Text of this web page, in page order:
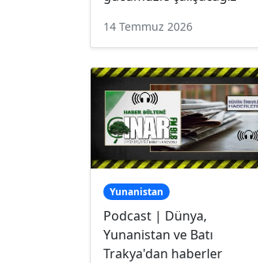
14 Temmuz 2026
Yunanistan
Podcast | Dünya,
Yunanistan ve Batı
Trakya'dan haberler